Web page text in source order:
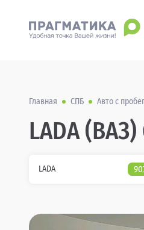
Главная СПБ Авто с
LADA
LADA